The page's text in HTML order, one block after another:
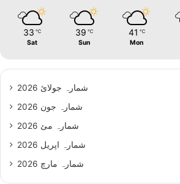
33 ℃
Sat
39 ℃
Sun
41 ℃
Mon
شمارہ جولائ 2026
شمارہ جون 2026
شمارہ مئ 2026
شمارہ اپریل 2026
شمارہ مارچ 2026